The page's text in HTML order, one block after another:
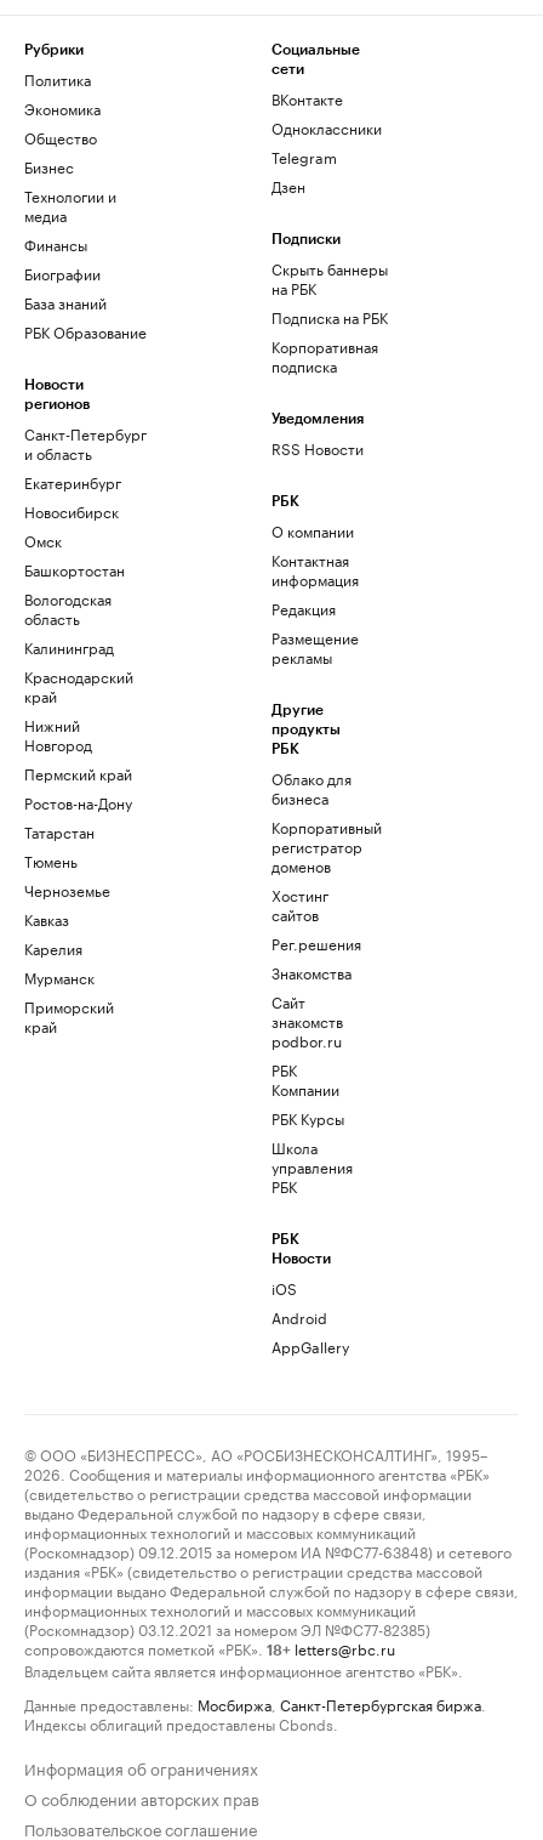
Рубрики
Политика
Экономика
Общество
Бизнес
Технологии и
медиа
Финансы
Биографии
База знаний
РБК Образование
Новости
регионов
Санкт-Петербург
и область
Екатеринбург
Новосибирск
Омск
Башкортостан
Вологодская
область
Калининград
Краснодарский
край
Нижний
Новгород
Пермский край
Ростов-на-Дону
Татарстан
Тюмень
Черноземье
Кавказ
Карелия
Мурманск
Приморский
край
Социальные
сети
ВКонтакте
Одноклассники
Telegram
Дзен
Подписки
Скрыть баннеры
на РБК
Подписка на РБК
Корпоративная
подписка
Уведомления
RSS Новости
РБК
О компании
Контактная
информация
Редакция
Размещение
рекламы
Другие
продукты
РБК
Облако для
бизнеса
Корпоративный
регистратор
доменов
Хостинг
сайтов
Рег.решения
Знакомства
Сайт
знакомств
podbor.ru
РБК
Компании
РБК Курсы
Школа
управления
РБК
РБК
Новости
iOS
Android
AppGallery
© ООО «БИЗНЕСПРЕСС», АО «РОСБИЗНЕСКОНСАЛТИНГ», 1995–
2026. Сообщения и материалы информационного агентства «РБК»
(свидетельство о регистрации средства массовой информации
выдано Федеральной службой по надзору в сфере связи,
информационных технологий и массовых коммуникаций
(Роскомнадзор) 09.12.2015 за номером ИА №ФС77-63848) и сетевого
издания «РБК» (свидетельство о регистрации средства массовой
информации выдано Федеральной службой по надзору в сфере связи,
информационных технологий и массовых коммуникаций
(Роскомнадзор) 03.12.2021 за номером ЭЛ №ФС77-82385)
сопровождаются пометкой «РБК».
18+ letters@rbc.ru
Владельцем сайта является информационное агентство «РБК».
Данные предоставлены: Мосбиржа Санкт-Петербургская биржа
Индексы облигаций предоставлены Cbonds.
Информация об ограничениях
О соблюдении авторских прав
Пользовательское соглашение